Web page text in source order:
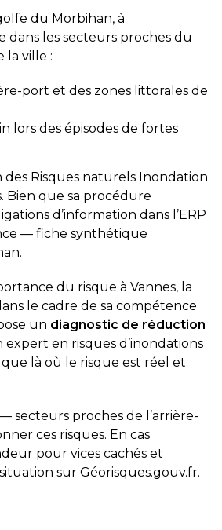
du Morbihan, à
dans les secteurs proches du
la ville :
port et des zones littorales de
lors des épisodes de fortes
Risques naturels Inondation
Bien que sa procédure
d’information dans l’ERP
— fiche synthétique
du risque à Vannes, la
le cadre de sa compétence
un diagnostic de réduction
expert en risques d’inondations
que là où le risque est réel et
secteurs proches de l’arrière-
ces risques. En cas
pour vices cachés et
sur Géorisques.gouv.fr.